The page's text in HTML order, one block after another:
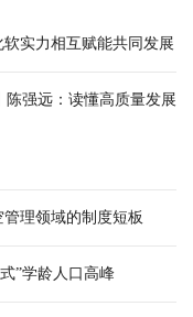
实力相互赋能共同发展
陈强远：读懂高质量发展
理领域的制度短板
”学龄人口高峰